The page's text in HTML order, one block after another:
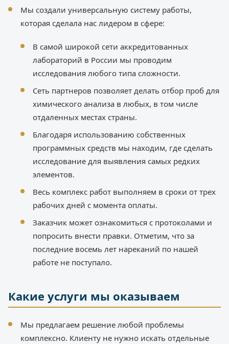
Мы создали универсальную систему работы,
которая сделала нас лидером в сфере:
В самой широкой сети аккредитованных
лабораторий в России мы проводим
исследования любого типа сложности.
Сеть партнеров позволяет делать отбор проб для
химического анализа в любых, в том числе
отдаленных местах страны.
Благодаря использованию собственных
программных средств мы находим, где сделать
исследование для выявления самых редких
элементов.
Весь комплекс работ выполняем в сроки от трех
рабочих дней с момента оплаты.
Заказчик может ознакомиться с протоколами и
попросить внести правки. Отметим, что за
последние восемь лет нареканий по нашей
работе не поступало.
Какие услуги мы оказываем
Мы предлагаем решение любой проблемы
комплексно. Клиенту не нужно искать отдельные